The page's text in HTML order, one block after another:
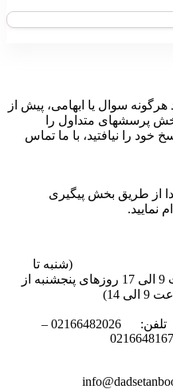
سوال یا ابهامی، پیش از
پرسش‏های متداول را
خود را نیافتید، با ما تماس
از طریق بخش پیگیری
تا
چهارشنبه از ساعت 9 الی 17 روزهای پنجشنبه از
الی 14)
تلفن: 02166482026 –